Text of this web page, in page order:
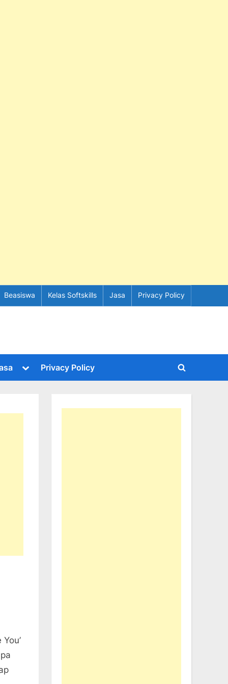
Beasiswa Kelas Softskills Jasa Privacy Policy
Toggle
menu
Privacy Policy
Toggle